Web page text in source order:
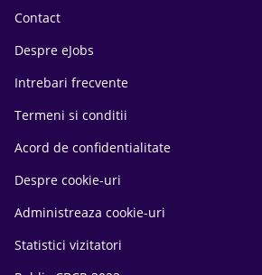
Contact
Despre eJobs
Intrebari frecvente
Termeni si conditii
Acord de confidentialitate
Despre cookie-uri
Administreaza cookie-uri
Statistici vizitatori